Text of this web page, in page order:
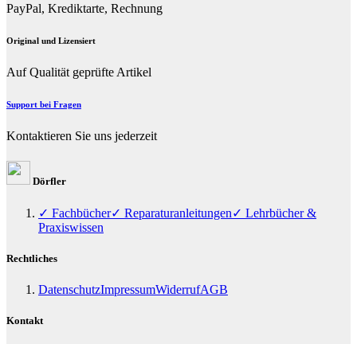
PayPal, Krediktarte, Rechnung
Original und Lizensiert
Auf Qualität geprüfte Artikel
Support bei Fragen
Kontaktieren Sie uns jederzeit
Dörfler
✓ Fachbücher✓ Reparaturanleitungen✓ Lehrbücher &
Praxiswissen
Rechtliches
DatenschutzImpressumWiderrufAGB
Kontakt